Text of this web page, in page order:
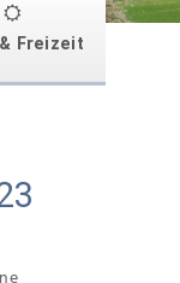
Freizeit